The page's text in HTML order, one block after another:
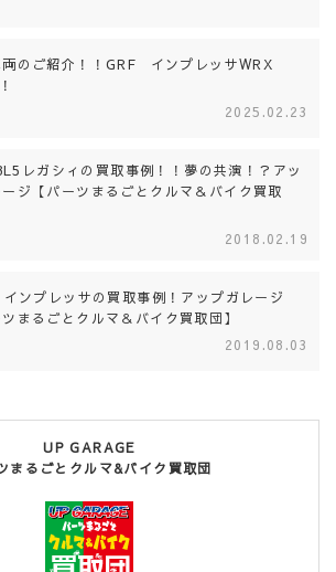
両のご紹介！！GRF インプレッサWRX
2025.02.23
レガシィの買取事例！！夢の共演！？アッ
ジ【パーツまるごとクルマ＆バイク買取
2018.02.19
ンプレッサの買取事例！アップガレージ
ツまるごとクルマ＆バイク買取団】
2019.08.03
UP GARAGE
まるごとクルマ&バイク買取団